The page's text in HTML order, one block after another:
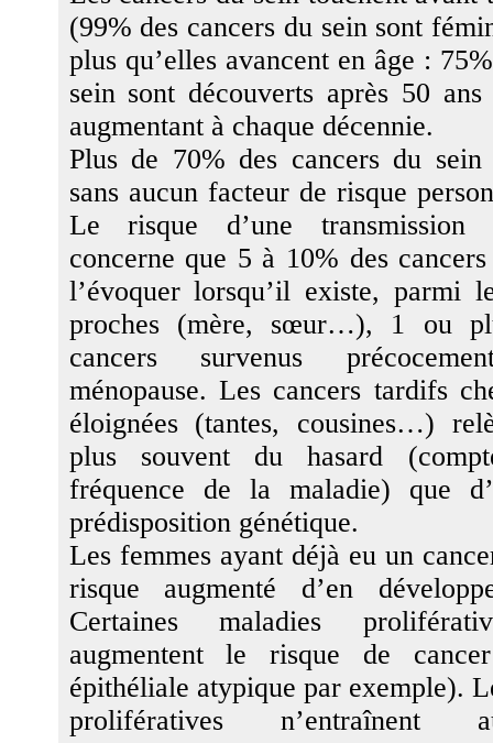
(99% des cancers du sein sont
plus qu’elles avancent en âge :
sein sont découverts après 50
augmentant à chaque décennie.
Plus de 70% des cancers du sein
sans aucun facteur de risque
Le risque d’une transmission
concerne que 5 à 10% des
l’évoquer lorsqu’il existe, parmi
proches (mère, sœur…), 1 ou
cancers survenus
ménopause. Les cancers tardifs
éloignées (tantes, cousines…)
plus souvent du hasard
fréquence de la maladie) que
prédisposition génétique.
Les femmes ayant déjà eu un
risque augmenté d’en
Certaines maladies
augmentent le risque de cancer
épithéliale atypique par exemple).
prolifératives n’entraînent